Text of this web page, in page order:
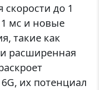
до 1
мс и новые
такие как
расширенная
их потенциал